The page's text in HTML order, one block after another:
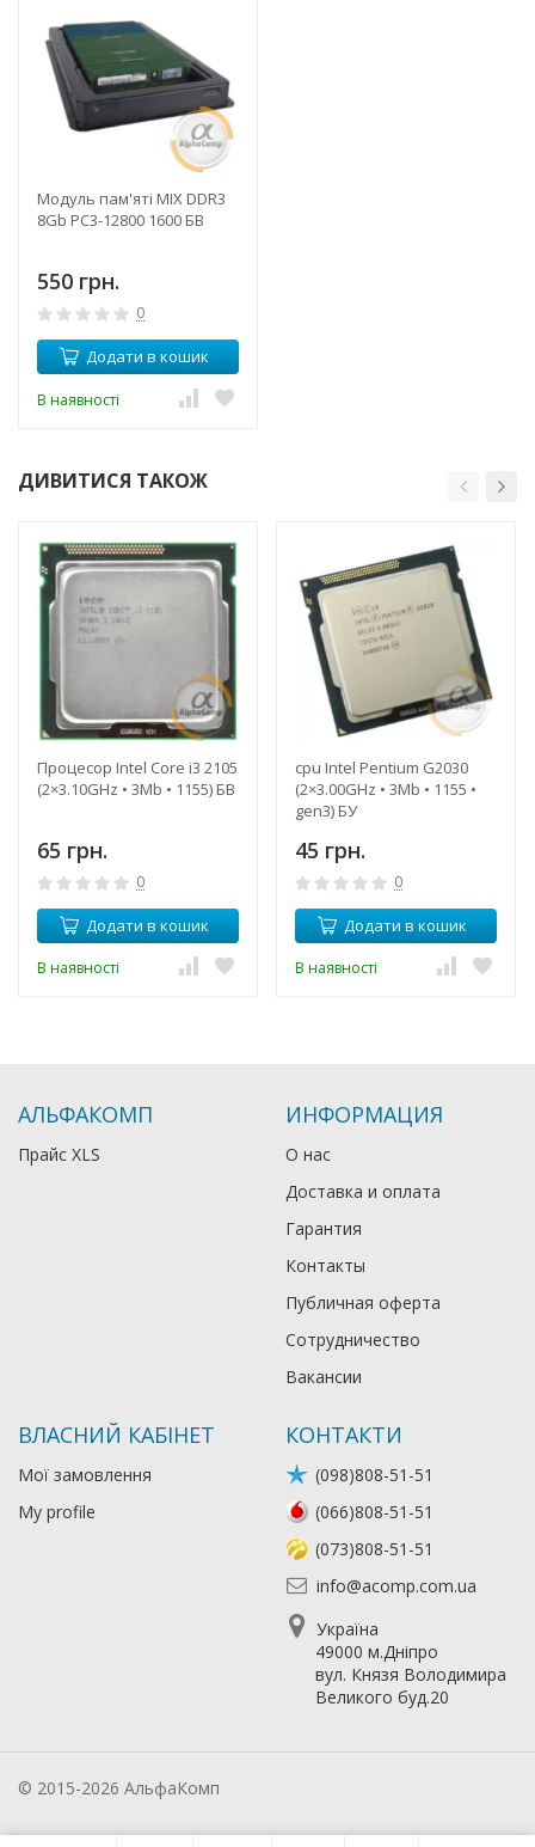
Модуль пам'яті MIX DDR3
8Gb PC3-12800 1600 БВ
550 грн.
0
Додати в кошик
В наявності
ДИВИТИСЯ ТАКОЖ
Процесор Intel Core i3 2105
(2×3.10GHz • 3Mb • 1155) БВ
65 грн.
0
Додати в кошик
В наявності
cpu Intel Pentium G2030
(2×3.00GHz • 3Mb • 1155 •
gen3) БУ
45 грн.
0
Додати в кошик
В наявності
АЛЬФАКОМП
Прайс XLS
ИНФОРМАЦИЯ
О нас
Доставка и оплата
Гарантия
Контакты
Публичная оферта
Сотрудничество
Вакансии
ВЛАСНИЙ КАБІНЕТ
Мої замовлення
My profile
КОНТАКТИ
(098)808-51-51
(066)808-51-51
(073)808-51-51
info@acomp.com.ua
Україна
49000 м.Дніпро
вул. Князя Володимира
Великого буд.20
© 2015-2026 АльфаКомп